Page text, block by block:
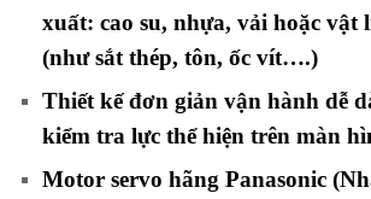
xuất: cao su, nhựa, vải hoặc vật
(như sắt thép, tôn, ốc vít….)
Thiết kế đơn giản vận hành dễ
kiểm tra lực thể hiện trên màn
Motor servo hãng Panasonic